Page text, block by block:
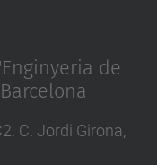
de
C. Jordi Girona,